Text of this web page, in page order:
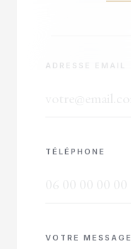
ADRESSE EMAIL
TÉLÉPHONE
VOTRE MESSAGE